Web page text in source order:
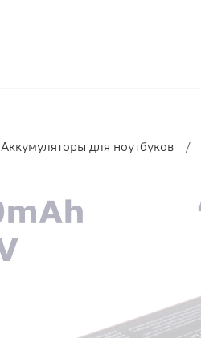
Аккумуляторы для ноутбуков